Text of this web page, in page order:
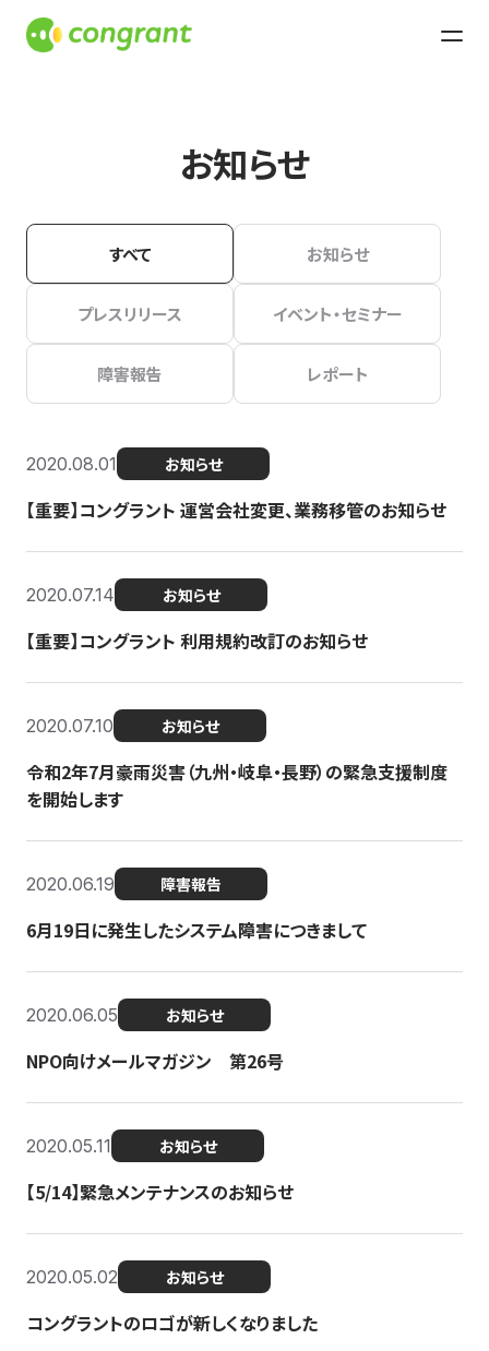
お知らせ
すべて お知らせ
プレスリリース イベント・セミナー
障害報告 レポート
2020.08.01 お知らせ
【重要】コングラント 運営会社変更、業務移管のお知らせ
2020.07.14 お知らせ
【重要】コングラント 利用規約改訂のお知らせ
2020.07.10 お知らせ
令和2年7月豪雨災害（九州・岐阜・長野）の緊急支援制度
を開始します
2020.06.19 障害報告
6月19日に発生したシステム障害につきまして
2020.06.05 お知らせ
NPO向けメールマガジン 第26号
2020.05.11 お知らせ
【5/14】緊急メンテナンスのお知らせ
2020.05.02 お知らせ
コングラントのロゴが新しくなりました